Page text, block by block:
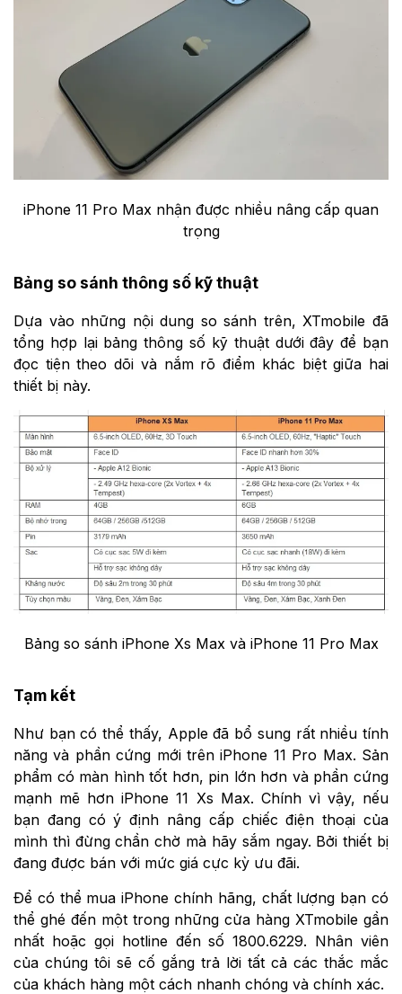
iPhone 11 Pro Max nhận được nhiều nâng cấp quan
trọng
Bảng so sánh thông số kỹ thuật
Dựa vào những nội dung so sánh trên, XTmobile đã
tổng hợp lại bảng thông số kỹ thuật dưới đây để bạn
đọc tiện theo dõi và nắm rõ điểm khác biệt giữa hai
thiết bị này.
Bảng so sánh iPhone Xs Max và iPhone 11 Pro Max
Tạm kết
Như bạn có thể thấy, Apple đã bổ sung rất nhiều tính
năng và phần cứng mới trên iPhone 11 Pro Max. Sản
phẩm có màn hình tốt hơn, pin lớn hơn và phần cứng
mạnh mẽ hơn iPhone 11 Xs Max. Chính vì vậy, nếu
bạn đang có ý định nâng cấp chiếc điện thoại của
mình thì đừng chần chờ mà hãy sắm ngay. Bởi thiết bị
đang được bán với mức giá cực kỳ ưu đãi.
Để có thể mua iPhone chính hãng, chất lượng bạn có
thể ghé đến một trong những cửa hàng XTmobile gần
nhất hoặc gọi hotline đến số 1800.6229. Nhân viên
của chúng tôi sẽ cố gắng trả lời tất cả các thắc mắc
của khách hàng một cách nhanh chóng và chính xác.